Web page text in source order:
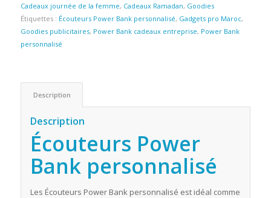
Cadeaux journée de la femme, Cadeaux Ramadan, Goodies
Étiquettes : Écouteurs Power Bank personnalisé, Gadgets pro Maroc,
Goodies publicitaires, Power Bank cadeaux entreprise, Power Bank
personnalisé
Description
Description
Écouteurs Power
Bank personnalisé
Les Écouteurs Power Bank personnalisé est idéal comme